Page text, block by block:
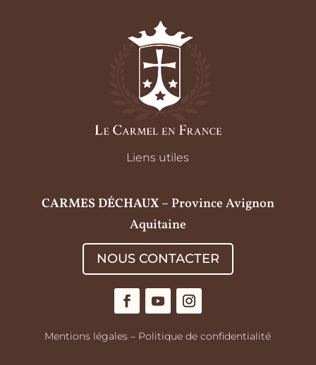
Liens utiles
CARMES DÉCHAUX– Province Avignon
Aquitaine
NOUS CONTACTER
Mentions légales – Politique de confidentialité